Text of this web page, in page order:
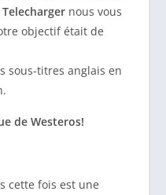
nous vous
objectif était de
sous-titres anglais en
de Westeros!
cette fois est une